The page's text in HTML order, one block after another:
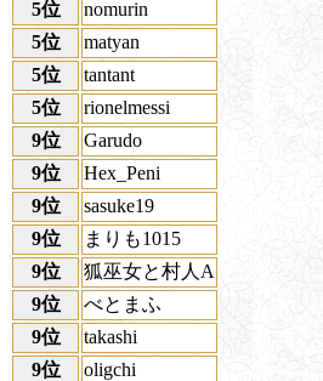
5位
nomurin
5位
matyan
5位
tantant
5位
rionelmessi
9位
Garudo
9位
Hex_Peni
9位
sasuke19
9位
まりも1015
9位
狐巫女と村人A
9位
べとまふ
9位
takashi
9位
oligchi